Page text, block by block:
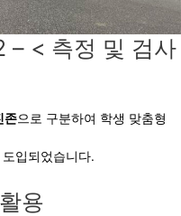
– < 측정 및 검사
존으로 구분하여 학생 맞춤형
도입되었습니다.
용